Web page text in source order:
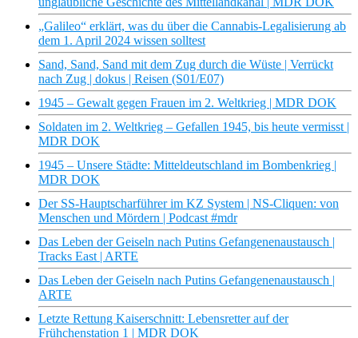
„Galileo“ erklärt, was du über die Cannabis-Legalisierung ab
dem 1. April 2024 wissen solltest
Sand, Sand, Sand mit dem Zug durch die Wüste | Verrückt
nach Zug | dokus | Reisen (S01/E07)
1945 – Gewalt gegen Frauen im 2. Weltkrieg | MDR DOK
Soldaten im 2. Weltkrieg – Gefallen 1945, bis heute vermisst |
MDR DOK
1945 – Unsere Städte: Mitteldeutschland im Bombenkrieg |
MDR DOK
Der SS-Hauptscharführer im KZ System | NS-Cliquen: von
Menschen und Mördern | Podcast #mdr
Das Leben der Geiseln nach Putins Gefangenenaustausch |
Tracks East | ARTE
Das Leben der Geiseln nach Putins Gefangenenaustausch |
ARTE
Letzte Rettung Kaiserschnitt: Lebensretter auf der
Frühchenstation 1 | MDR DOK